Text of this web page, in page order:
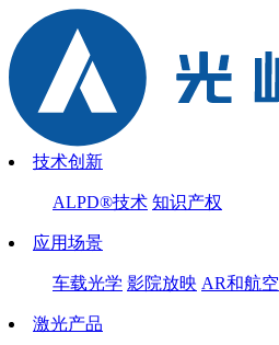
技术创新
ALPD®技术 知识产权
应用场景
车载光学 影院放映 AR和航空
激光产品